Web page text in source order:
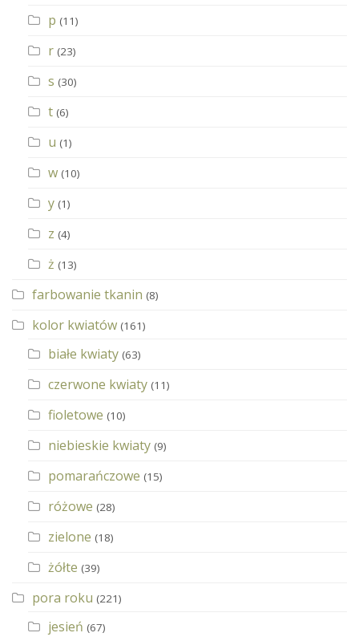
p (11)
r (23)
s (30)
t (6)
u (1)
w (10)
y (1)
z (4)
ż (13)
farbowanie tkanin (8)
kolor kwiatów (161)
białe kwiaty (63)
czerwone kwiaty (11)
fioletowe (10)
niebieskie kwiaty (9)
pomarańczowe (15)
różowe (28)
zielone (18)
żółte (39)
pora roku (221)
jesień (67)